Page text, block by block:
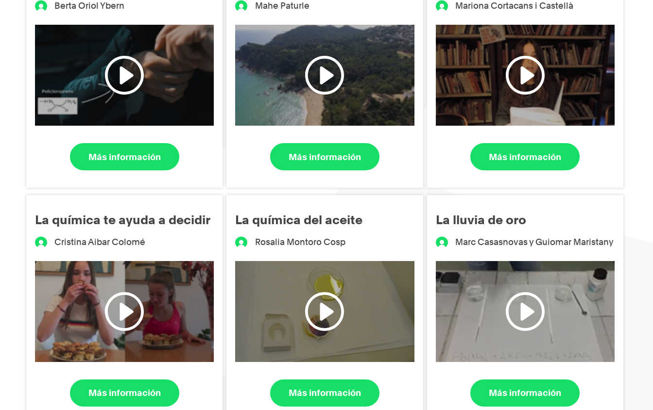
Berta Oriol Ybern
Más información
Mahe Paturle
Más información
Mariona Cortacans i Castellà
Más información
La química te ayuda a decidir
Cristina Aibar Colomé
Más información
La química del aceite
Rosalia Montoro Cosp
Más información
La lluvia de oro
Marc Casasnovas y Guiomar Maristany
Más información